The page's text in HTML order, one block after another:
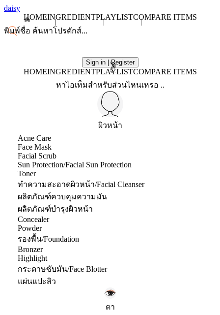
daisy
HOMEINGREDIENTPLAYLISTCOMPARE ITEMS
Sign in | Register
X
HOMEINGREDIENTPLAYLISTCOMPARE ITEMS
หาไอเท็มสำหรับส่วนไหนเหรอ ..
ผิวหน้า
Acne Care
Face Mask
Facial Scrub
Sun Protection/Facial Sun Protection
Toner
ทำความสะอาดผิวหน้า/Facial Cleanser
ผลิตภัณฑ์ควบคุมความมัน
ผลิตภัณฑ์บำรุงผิวหน้า
Concealer
Powder
รองพื้น/Foundation
Bronzer
Highlight
กระดาษซับมัน/Face Blotter
แผ่นแปะสิว
ตา